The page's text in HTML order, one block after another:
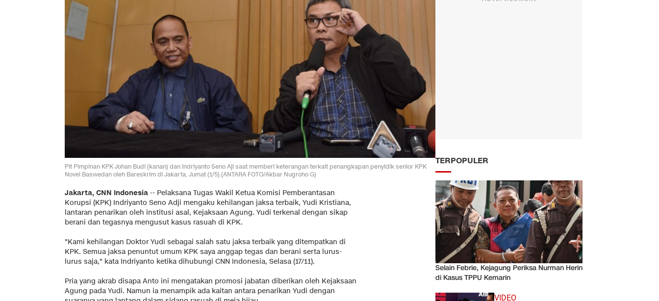
Plt Pimpinan KPK Johan Budi (kanan) dan Indriyanto Seno Aji saat memberi keterangan terkait penangkapan penyidik senior KPK
Novel Baswedan oleh Bareskrim di Jakarta, Jumat (1/5).(ANTARA FOTO/Akbar Nugroho G)
Jakarta, CNN Indonesia -- Pelaksana Tugas Wakil Ketua Komisi Pemberantasan
Korupsi (KPK) Indriyanto Seno Adji mengaku kehilangan jaksa terbaik, Yudi Kristiana,
lantaran penarikan oleh institusi asal, Kejaksaan Agung. Yudi terkenal dengan sikap
berani dan tegasnya mengusut kasus rasuah di KPK.
"Kami kehilangan Doktor Yudi sebagai salah satu jaksa terbaik yang ditempatkan di
KPK. Semua jaksa penuntut umum KPK saya anggap tegas dan berani serta lurus-
lurus saja," kata Indriyanto ketika dihubungi CNN Indonesia, Selasa (17/11).
Pria yang akrab disapa Anto ini mengatakan promosi jabatan diberikan oleh Kejaksaan
Agung pada Yudi. Namun ia menampik ada kaitan antara penarikan Yudi dengan
TERPOPULER
Selain Febrie, Kejagung Periksa Nurman Herin
di Kasus TPPU Kemarin
VIDEO